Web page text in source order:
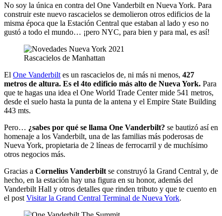
No soy la única en contra del One Vanderbilt en Nueva York. Para
construir este nuevo rascacielos se demolieron otros edificios de la
misma época que la Estación Central que estaban al lado y eso no
gustó a todo el mundo… ¡pero NYC, para bien y para mal, es así!
Rascacielos de Manhattan
El One Vanderbilt es un rascacielos de, ni más ni menos, 427
metros de altura. Es el 4to edificio más alto de Nueva York. Para
que te hagas una idea el One World Trade Center mide 541 metros,
desde el suelo hasta la punta de la antena y el Empire State Building
443 mts.
Pero… ¿sabes por qué se llama One Vanderbilt? se bautizó así en
homenaje a los Vanderbilt, una de las familias más poderosas de
Nueva York, propietaria de 2 líneas de ferrocarril y de muchísimo
otros negocios más.
Gracias a Cornelius Vanderbilt se construyó la Grand Central y, de
hecho, en la estación hay una figura en su honor, además del
Vanderbilt Hall y otros detalles que rinden tributo y que te cuento en
el post Visitar la Grand Central Terminal de Nueva York.